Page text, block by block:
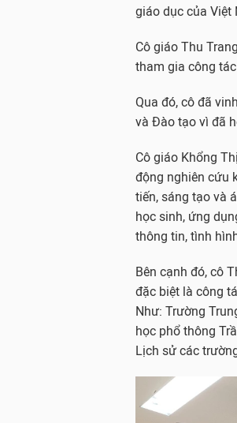
giáo dục của Việt
Cô giáo Thu
tham gia công
Qua đó, cô đã
và Đào tạo vì đã
Cô giáo Khổng
động nghiên cứu
tiến, sáng tạo và
học sinh, ứng
thông tin, tình
Bên cạnh đó, cô
đặc biệt là công
Như: Trường
học phổ thông
Lịch sử các